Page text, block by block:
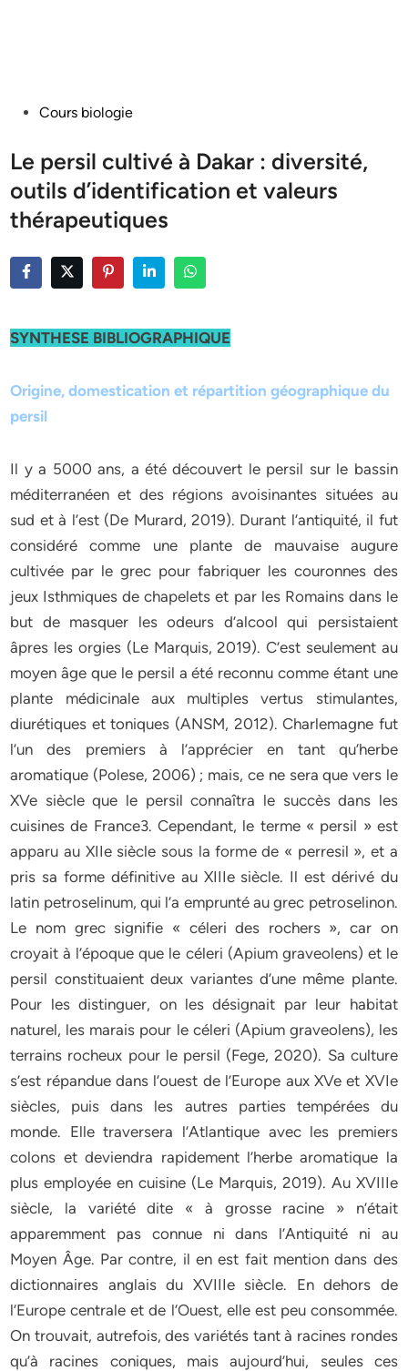
PostedCours biologie
Le persil cultivé à Dakar : diversité,
outils d’identification et valeurs
thérapeutiques
SYNTHESE BIBLIOGRAPHIQUE
Origine, domestication et répartition géographique du
persil
Il y a 5000 ans, a été découvert le persil sur le bassin
méditerranéen et des régions avoisinantes situées au
sud et à l’est (De Murard, 2019). Durant l’antiquité, il fut
considéré comme une plante de mauvaise augure
cultivée par le grec pour fabriquer les couronnes des
jeux Isthmiques de chapelets et par les Romains dans le
but de masquer les odeurs d’alcool qui persistaient
âpres les orgies (Le Marquis, 2019). C’est seulement au
moyen âge que le persil a été reconnu comme étant une
plante médicinale aux multiples vertus stimulantes,
diurétiques et toniques (ANSM, 2012). Charlemagne fut
l’un des premiers à l’apprécier en tant qu’herbe
aromatique (Polese, 2006) ; mais, ce ne sera que vers le
XVe siècle que le persil connaîtra le succès dans les
cuisines de France3. Cependant, le terme « persil » est
apparu au XIIe siècle sous la forme de « perresil », et a
pris sa forme définitive au XIIIe siècle. Il est dérivé du
latin petroselinum, qui l’a emprunté au grec petroselinon.
Le nom grec signifie « céleri des rochers », car on
croyait à l’époque que le céleri (Apium graveolens) et le
persil constituaient deux variantes d’une même plante.
Pour les distinguer, on les désignait par leur habitat
naturel, les marais pour le céleri (Apium graveolens), les
terrains rocheux pour le persil (Fege, 2020). Sa culture
s’est répandue dans l’ouest de l’Europe aux XVe et XVIe
siècles, puis dans les autres parties tempérées du
monde. Elle traversera l’Atlantique avec les premiers
colons et deviendra rapidement l’herbe aromatique la
plus employée en cuisine (Le Marquis, 2019). Au XVIIIe
siècle, la variété dite « à grosse racine » n’était
apparemment pas connue ni dans l’Antiquité ni au
Moyen Âge. Par contre, il en est fait mention dans des
dictionnaires anglais du XVIIIe siècle. En dehors de
l’Europe centrale et de l’Ouest, elle est peu consommée.
On trouvait, autrefois, des variétés tant à racines rondes
qu’à racines coniques, mais aujourd’hui, seules ces